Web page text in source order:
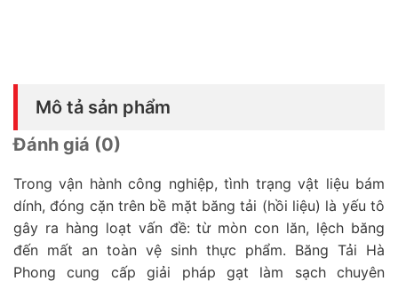
Mô tả sản phẩm
Đánh giá (0)
Trong vận hành công nghiệp, tình trạng vật liệu bám
dính, đóng cặn trên bề mặt băng tải (hồi liệu) là yếu tô
gây ra hàng loạt vấn đề: từ mòn con lăn, lệch băng
đến mất an toàn vệ sinh thực phẩm. Băng Tải Hà
Phong cung cấp giải pháp gạt làm sạch chuyên